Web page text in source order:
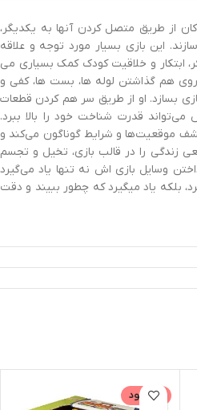
از طریق متصل کردن آنها به یکدیگر،
این بازى بسیار مورد توجه و علاقه
ابتکار و خلاقیت کودك کمک بسیارى مى
روى هم گذاشتن لوله ها، بست ها، کفى و
بسازد. او از طریق سر هم کردن قطعات
قدرت شناخت خود را بالا ببرد.
موقعیت‌ها و شرایط گوناگون می‌کند و
زندگى را در قالب بازى، تخیل و تجسم
وسایل بازى اش نه تنها یاد می‌گیرد
بلکه یاد میگیرد که چطور ببیند و دقت
ناموجود